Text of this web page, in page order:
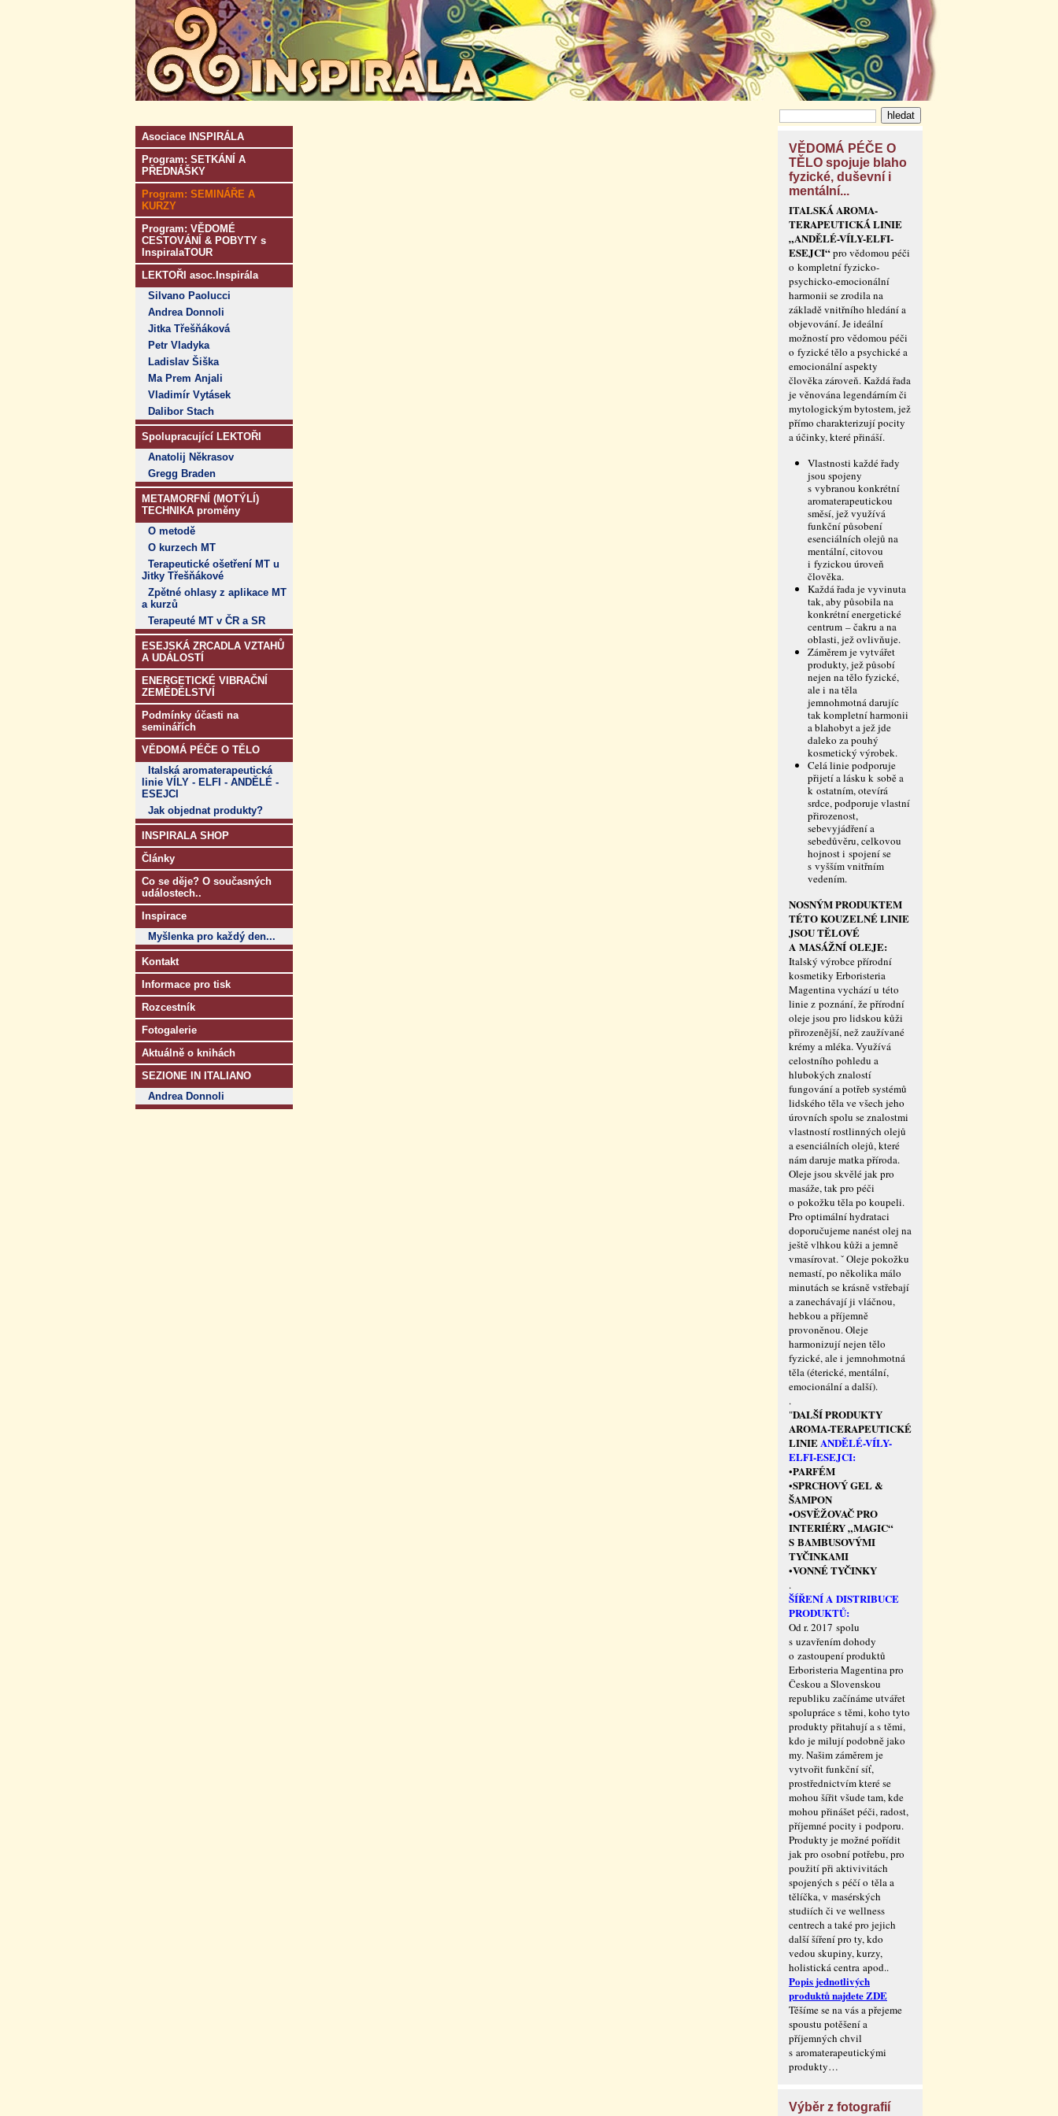
Asociace INSPIRÁLA
Program: SETKÁNÍ A
PŘEDNÁŠKY
Program: SEMINÁŘE A
KURZY
Program: VĚDOMÉ
CESTOVÁNÍ & POBYTY s
InspiralaTOUR
LEKTOŘI asoc.Inspirála
Silvano Paolucci
Andrea Donnoli
Jitka Třešňáková
Petr Vladyka
Ladislav Šiška
Ma Prem Anjali
Vladimír Vytásek
Dalibor Stach
Spolupracující LEKTOŘI
Anatolij Někrasov
Gregg Braden
METAMORFNÍ (MOTÝLÍ)
TECHNIKA proměny
O metodě
O kurzech MT
Terapeutické ošetření MT u
Jitky Třešňákové
Zpětné ohlasy z aplikace MT
a kurzů
Terapeuté MT v ČR a SR
ESEJSKÁ ZRCADLA VZTAHŮ
A UDÁLOSTÍ
ENERGETICKÉ VIBRAČNÍ
ZEMĚDĚLSTVÍ
Podmínky účasti na
seminářích
VĚDOMÁ PÉČE O TĚLO
Italská aromaterapeutická
linie VÍLY - ELFI - ANDĚLÉ -
ESEJCI
Jak objednat produkty?
INSPIRALA SHOP
Články
Co se děje? O současných
událostech..
Inspirace
Myšlenka pro každý den...
Kontakt
Informace pro tisk
Rozcestník
Fotogalerie
Aktuálně o knihách
SEZIONE IN ITALIANO
Andrea Donnoli
VĚDOMÁ PÉČE O
TĚLO spojuje blaho
fyzické, duševní i
mentální...
ITALSKÁ AROMA-
TERAPEUTICKÁ LINIE
„ANDĚLÉ-VÍLY-ELFI-
ESEJCI“pro vědomou péči
o kompletní fyzicko-
psychicko-emocionální
harmonii se zrodila na
základě vnitřního hledání a
objevování. Je ideální
možností pro vědomou péči
o fyzické tělo a psychické a
emocionální aspekty
člověka zároveň. Každá řada
je věnována legendárním či
mytologickým bytostem, jež
přímo charakterizují pocity
a účinky, které přináší.
Vlastnosti každé řady
jsou spojeny
s vybranou konkrétní
aromaterapeutickou
směsí, jež využívá
funkční působení
esenciálních olejů na
mentální, citovou
i fyzickou úroveň
člověka.
Každá řada je vyvinuta
tak, aby působila na
konkrétní energetické
centrum – čakru a na
oblasti, jež ovlivňuje.
Záměrem je vytvářet
produkty, jež působí
nejen na tělo fyzické,
ale i na těla
jemnohmotná darujíc
tak kompletní harmonii
a blahobyt a jež jde
daleko za pouhý
kosmetický výrobek.
Celá linie podporuje
přijetí a lásku k sobě a
k ostatním, otevírá
srdce, podporuje vlastní
přirozenost,
sebevyjádření a
sebedůvěru, celkovou
hojnost i spojení se
s vyšším vnitřním
vedením.
NOSNÝM PRODUKTEM
TÉTO KOUZELNÉ LINIE
JSOU TĚLOVÉ
A MASÁŽNÍ OLEJE:
Italský výrobce přírodní
kosmetiky Erboristeria
Magentina vychází u této
linie z poznání, že přírodní
oleje jsou pro lidskou kůži
přirozenější, než zaužívané
krémy a mléka. Využívá
celostního pohledu a
hlubokých znalostí
fungování a potřeb systémů
lidského těla ve všech jeho
úrovních spolu se znalostmi
vlastností rostlinných olejů
a esenciálních olejů, které
nám daruje matka příroda.
Oleje jsou skvělé jak pro
masáže, tak pro péči
o pokožku těla po koupeli.
Pro optimální hydrataci
doporučujeme nanést olej na
ještě vlhkou kůži a jemně
vmasírovat. ˇ Oleje pokožku
nemastí, po několika málo
minutách se krásně vstřebají
a zanechávají ji vláčnou,
hebkou a příjemně
provoněnou. Oleje
harmonizují nejen tělo
fyzické, ale i jemnohmotná
těla (éterické, mentální,
emocionální a další).
.
"DALŠÍ PRODUKTY
AROMA-TERAPEUTICKÉ
LINIEANDĚLÉ-VÍLY-
ELFI-ESEJCI:
•PARFÉM
•SPRCHOVÝ GEL &
ŠAMPON
•OSVĚŽOVAČ PRO
INTERIÉRY „MAGIC“
S BAMBUSOVÝMI
TYČINKAMI
•VONNÉ TYČINKY
.
ŠÍŘENÍ A DISTRIBUCE
PRODUKTŮ:
Od r. 2017 spolu
s uzavřením dohody
o zastoupení produktů
Erboristeria Magentina pro
Českou a Slovenskou
republiku začínáme utvářet
spolupráce s těmi, koho tyto
produkty přitahují a s těmi,
kdo je milují podobně jako
my. Našim záměrem je
vytvořit funkční síť,
prostřednictvím které se
mohou šířit všude tam, kde
mohou přinášet péči, radost,
příjemné pocity i podporu.
Produkty je možné pořídit
jak pro osobní potřebu, pro
použití při aktivivitách
spojených s péčí o těla a
tělíčka, v masérských
studiích či ve wellness
centrech a také pro jejich
další šíření pro ty, kdo
vedou skupiny, kurzy,
holistická centra apod..
Popis jednotlivých
produktů najdete ZDE
Těšíme se na vás a přejeme
spoustu potěšení a
příjemných chvil
s aromaterape­utickými
produkty…
Výběr z fotografií